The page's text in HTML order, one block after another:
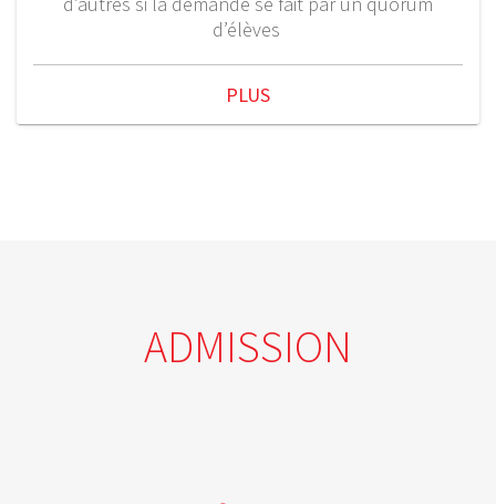
d’élèves
PLUS
ADMISSION